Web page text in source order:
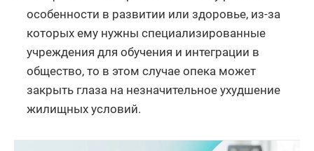
особенности в развитии или здоровье, из-за
которых ему нужны специализированные
учреждения для обучения и интеграции в
общество, то в этом случае опека может
закрыть глаза на незначительное ухудшение
жилищных условий.